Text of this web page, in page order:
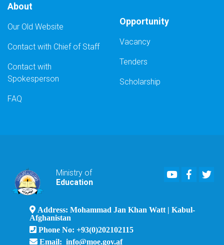
About
Our Old Website
Contact with Chief of Staff
Contact with
Spokesperson
FAQ
Opportunity
Vacancy
Tenders
Scholarship
Ministry of
Education
Youtube
Address: Mohammad Jan Khan Watt | Kabul-
Afghanistan
Phone No: +93(0)202102115
Email: info@moe.gov.af